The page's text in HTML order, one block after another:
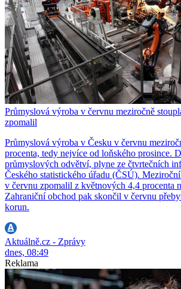
Průmyslová výroba v červnu meziročně
zpomalil
Průmyslová výroba v Česku v červnu
procenta, tedy nejvíce od loňského prosince.
průmyslových odvětví, plyne ze čtvrtečních
Českého statistického úřadu (ČSÚ).
v červnu zpomalil z květnových 4,4 procenta
Zahraniční obchod pak skončil v červnu
korun.
Aktuálně.cz - Zprávy
dnes, 08:49
Reklama